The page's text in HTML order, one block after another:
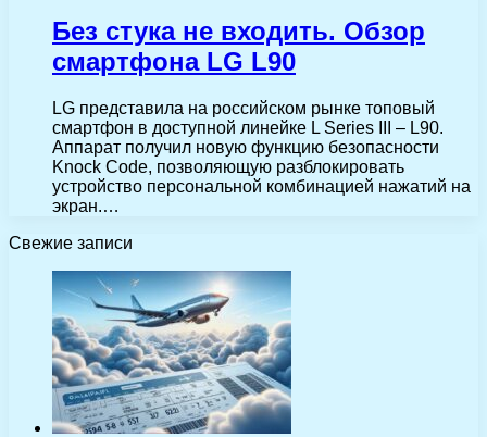
Без стука не входить. Обзор
смартфона LG L90
LG представила на российском рынке топовый
смартфон в доступной линейке L Series III – L90.
Аппарат получил новую функцию безопасности
Knock Code, позволяющую разблокировать
устройство персональной комбинацией нажатий на
экран.…
Свежие записи